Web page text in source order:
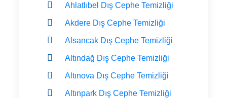
Ahlatlıbel Dış Cephe Temizliği
Akdere Dış Cephe Temizliği
Alsancak Dış Cephe Temizliği
Altındağ Dış Cephe Temizliği
Altınova Dış Cephe Temizliği
Altınpark Dış Cephe Temizliği